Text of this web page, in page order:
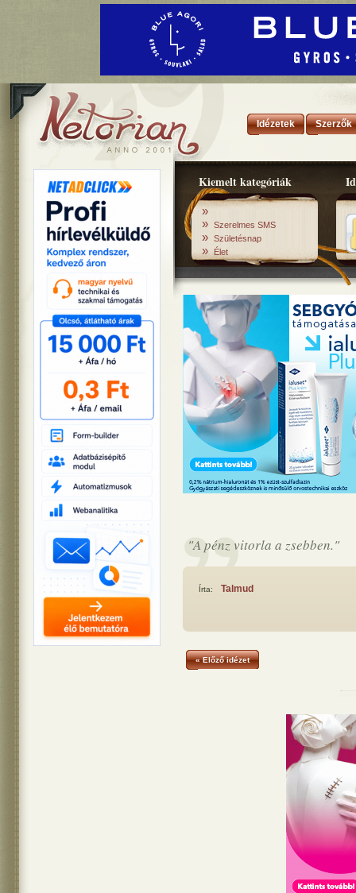
Idézetek Szerzők
Kiemelt kategóriák
»
» Szerelmes SMS
» Születésnap
» Élet
"A pénz vitorla a zsebben."
Írta: Talmud
« Előző idézet